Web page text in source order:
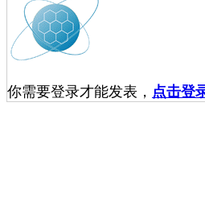
你需要登录才能发表， 点击登